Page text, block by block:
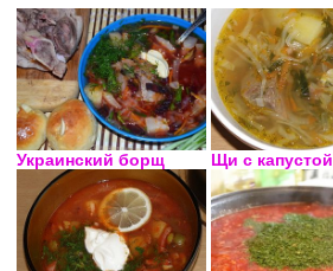
Украинский борщ Щи с капустой